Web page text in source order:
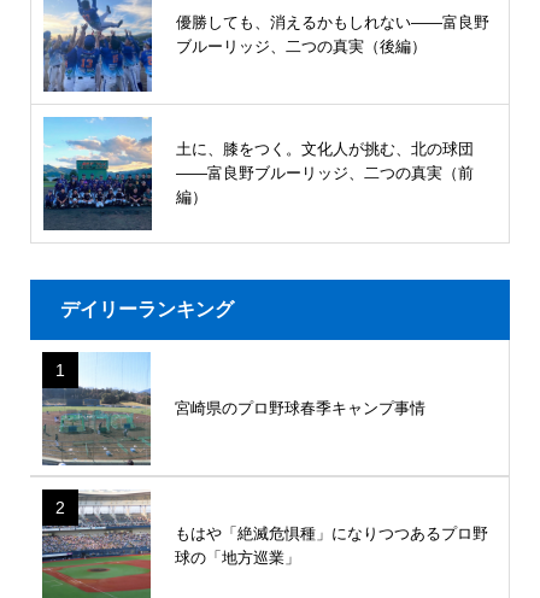
優勝しても、消えるかもしれない――富良野
ブルーリッジ、二つの真実（後編）
土に、膝をつく。文化人が挑む、北の球団
――富良野ブルーリッジ、二つの真実（前
編）
デイリーランキング
1
宮崎県のプロ野球春季キャンプ事情
2
もはや「絶滅危惧種」になりつつあるプロ野
球の「地方巡業」